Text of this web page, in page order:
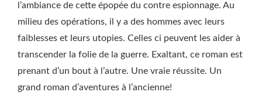
l’ambiance de cette épopée du contre espionnage. Au
milieu des opérations, il y a des hommes avec leurs
faiblesses et leurs utopies. Celles ci peuvent les aider à
transcender la folie de la guerre. Exaltant, ce roman est
prenant d’un bout à l’autre. Une vraie réussite. Un
grand roman d’aventures à l’ancienne!